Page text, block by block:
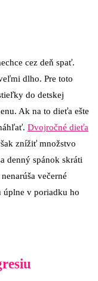
cez deň spať.
dlho. Pre toto
do detskej
Ak na to dieťa ešte
Dvojročné dieťa
znížiť množstvo
denný spánok skráti
večerné
úplne v poriadku ho